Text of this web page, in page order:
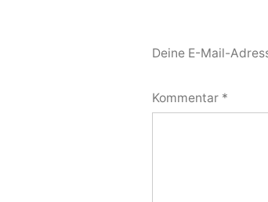
Deine E-Mail-
Kommentar *